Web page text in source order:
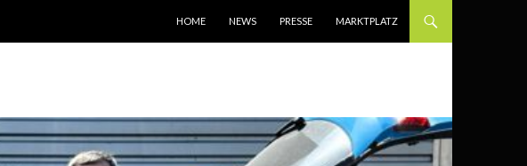
HOME
NEWS PRESSE MARKTPLATZ